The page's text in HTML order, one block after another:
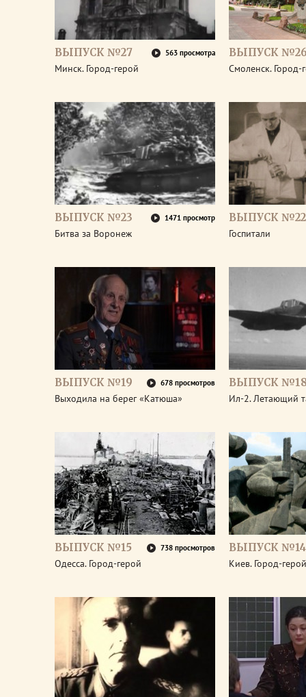
ВЫПУСК №27 563 просмотра
Минск. Город-герой
ВЫПУСК
Смоленск. Город-
ВЫПУСК №23 1471 просмотр
Битва за Воронеж
ВЫПУСК №22
Госпитали
ВЫПУСК №19 678 просмотров
Выходила на берег «Катюша»
ВЫПУСК
Ил-2. Летающий
ВЫПУСК №15 738 просмотров
Одесса. Город-герой
ВЫПУСК №14
Киев. Город-герой